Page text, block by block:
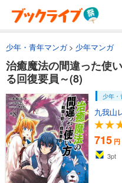
少年・青年マンガ 少年マンガ
治癒魔法の間違った使
る回復要員～(8)
少年・
九我山
715 円
3pt